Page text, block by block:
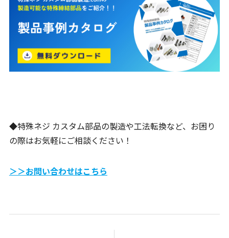
◆特殊ネジ カスタム部品の製造や工法転換など、お困り
の際はお気軽にご相談ください！
＞＞お問い合わせはこちら